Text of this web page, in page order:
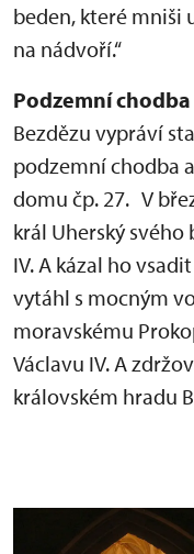
beden, které mniši
na nádvoří.“
Podzemní chodba
Bezdězu vypráví
podzemní chodba
domu čp. 27. V
král Uherský svého
IV. A kázal ho
vytáhl s mocným
moravskému
Václavu IV. A
královském hradu